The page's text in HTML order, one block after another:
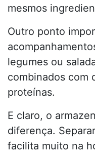
mesmos
Outro ponto
legumes ou
combinados com
proteínas.
E claro, o
diferença.
facilita muito na